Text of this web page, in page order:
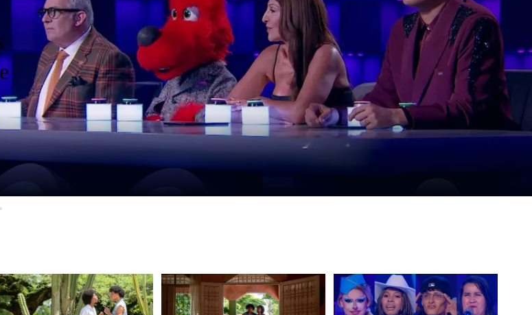
descubre secreto de Willington y empieza
trabajar por su bebé
Ver capítulo